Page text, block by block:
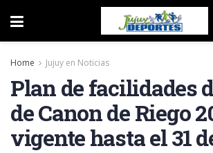
Home Jujuy en Noticias
Plan de facilidades
de Canon de Riego
vigente hasta el 31